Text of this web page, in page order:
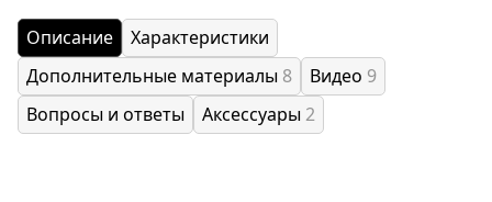
Описание
Характеристики
Дополнительные материалы 8 Видео 9
Вопросы и ответы
Аксессуары 2